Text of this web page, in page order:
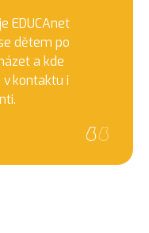
EDUCAnet
dětem po
a kde
v kontaktu i